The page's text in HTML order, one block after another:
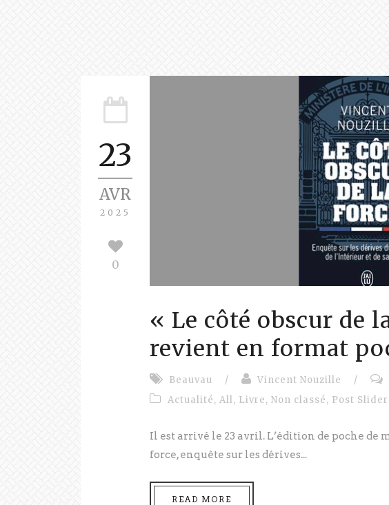
23
AVR
2025
0
« Le côté obscur de
revient en format
Beauvau / Vincent Nouzille /
Actualité, All, Livre, Non classé, Post Slider
Il est arrivé le 23 avril. L’édition de poche de
force, enquête sur les dérives...
READ MORE